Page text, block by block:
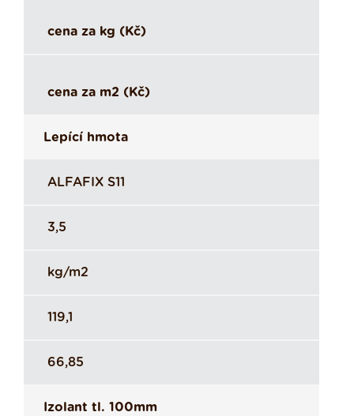
cena za kg (Kč)
cena za m2 (Kč)
Lepící hmota
ALFAFIX S11
3,5
kg/m2
119,1
66,85
Izolant tl. 100mm